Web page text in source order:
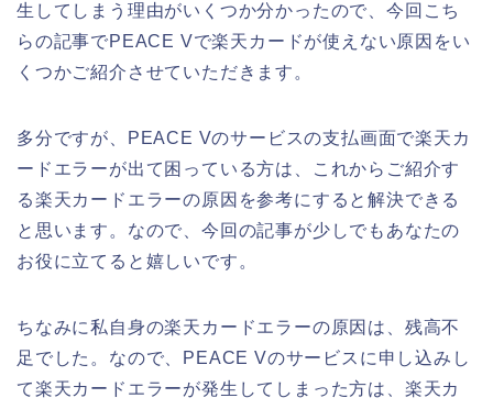
生してしまう理由がいくつか分かったので、今回こち
らの記事でPEACE Vで楽天カードが使えない原因をい
くつかご紹介させていただきます。
多分ですが、PEACE Vのサービスの支払画面で楽天カ
ードエラーが出て困っている方は、これからご紹介す
る楽天カードエラーの原因を参考にすると解決できる
と思います。なので、今回の記事が少しでもあなたの
お役に立てると嬉しいです。
ちなみに私自身の楽天カードエラーの原因は、残高不
足でした。なので、PEACE Vのサービスに申し込みし
て楽天カードエラーが発生してしまった方は、楽天カ